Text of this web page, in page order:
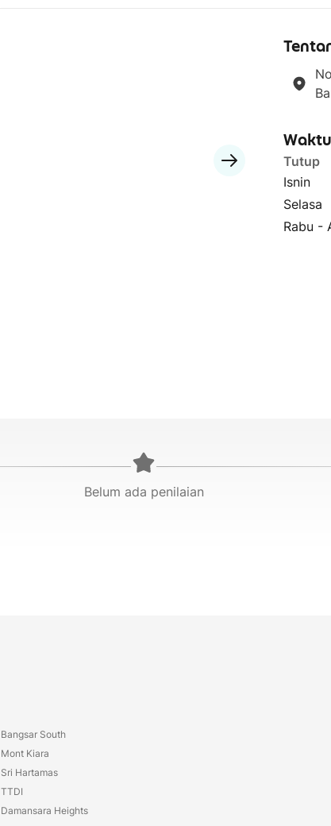
Tutup
Isnin
Selasa
Rabu -
Belum ada penilaian
Bangsar South
Mont Kiara
Sri Hartamas
TTDI
Damansara Heights